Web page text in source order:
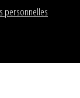
personnelles